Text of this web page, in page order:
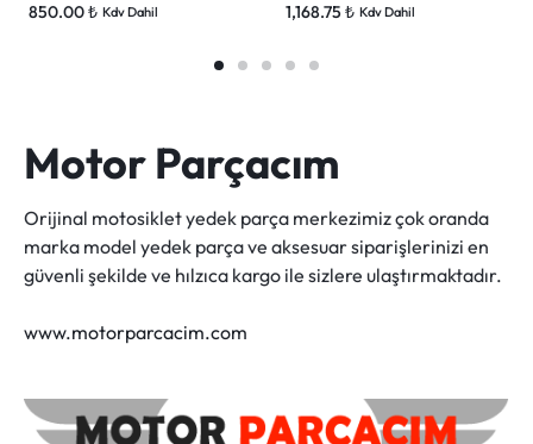
850.00₺ Kdv Dahil
1,168.75 ₺ Kdv Dahil
Motor Parçacım
Orijinal motosiklet yedek parça merkezimiz çok oranda
marka model yedek parça ve aksesuar siparişlerinizi en
güvenli şekilde ve hılzıca kargo ile sizlere ulaştırmaktadır.
www.motorparcacim.com